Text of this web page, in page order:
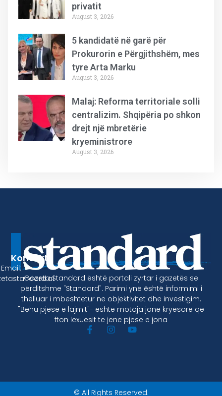
privatit
August 3, 2026
5 kandidatë në garë për
Prokurorin e Përgjithshëm, mes
tyre Arta Marku
August 3, 2026
Malaj: Reforma territoriale solli
centralizim. Shqipëria po shkon
drejt një mbretërie
kryeministrore
August 3, 2026
Gazeta Standard është portali zyrtar i gazetës se
përditshme "Standard". Parimi ynë është informimi i
thelluar i mbeshtetur ne objektivitet dhe investigim.
"Behu pjese e lajmit"- eshte motoja jone kryesore qe
fton lexuesit te jene pjese e jona
Kontakt
Email:
© All Rights Reserved.